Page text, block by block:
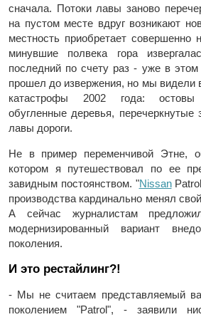
сначала. Потоки лавы заново
на пустом месте вдруг возникают
местность приобретает совершенно
минувшие полвека гора
последний по счету раз - уже в
прошел до извержения, но мы видели
катастрофы 2002 года:
обугленные деревья, перечеркнутые
лавы дороги.
Не в пример переменчивой Этне,
котором я путешествовал по ее
завидным постоянством. "Nissan
производства кардинально менял
А сейчас журналистам
модернизированный вариант
поколения.
И это рестайлинг?!
- Мы не считаем представляемый
поколением "Patrol", - заявили